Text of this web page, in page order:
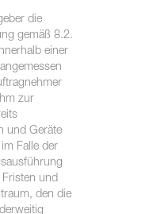
die
gemäß 8.2.
einer
zur
und Geräte
Falle der
und
den die